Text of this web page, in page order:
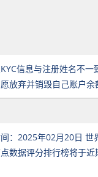
信息与注册姓名不一
放弃并销毁自己账户余
：2025年02月20日 世
数据评分排行榜将于